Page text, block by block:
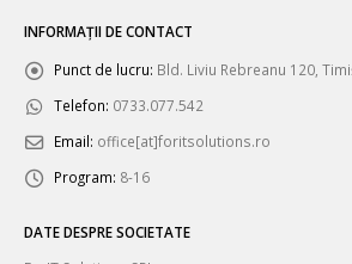
INFORMAȚII DE CONTACT
Punct de lucru: Bld. Liviu Rebreanu 120,
Telefon: 0733.077.542
Email: office[at]foritsolutions.ro
Program: 8-16
DATE DESPRE SOCIETATE